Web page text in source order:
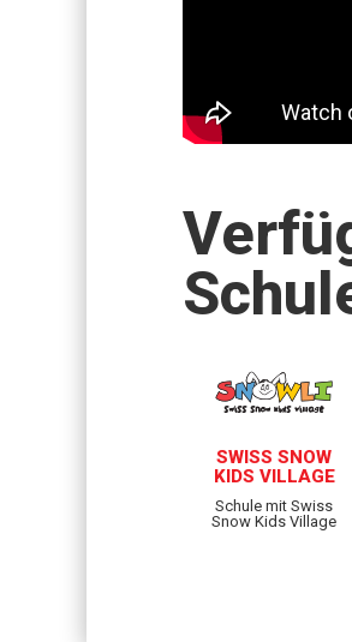
SWISS SNOW
KIDS VILLAGE
Schule mit Swiss
Snow Kids Village